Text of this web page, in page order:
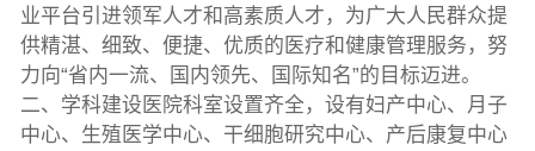
业平台引进领军人才和高素质人才，为广大人民群众提
供精湛、细致、便捷、优质的医疗和健康管理服务，努
力向“省内一流、国内领先、国际知名”的目标迈进。
二、学科建设医院科室设置齐全，设有妇产中心、月子
中心、生殖医学中心、干细胞研究中心、产后康复中心